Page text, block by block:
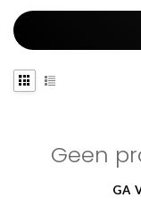
Geen
GA